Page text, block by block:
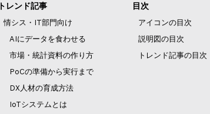
トレンド記事
情シス・IT部門向け
AIにデータを食わせる
市場・統計資料の作り方
PoCの準備から実行まで
DX人材の育成方法
IoTシステムとは
目次
アイコンの目次
説明図の目次
トレンド記事の目次